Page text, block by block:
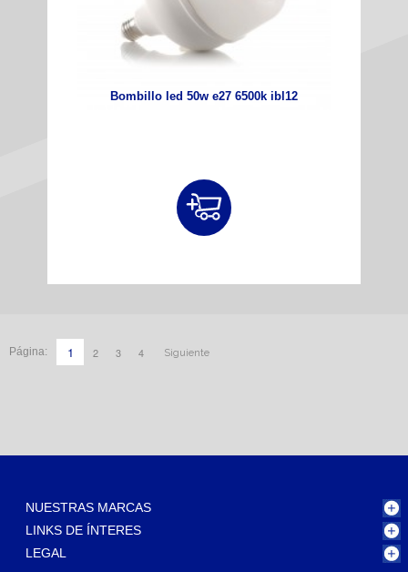
Bombillo led 50w e27 6500k ibl12
Página: 1 2 3 4 Siguiente
NUESTRAS MARCAS
LINKS DE ÍNTERES
LEGAL